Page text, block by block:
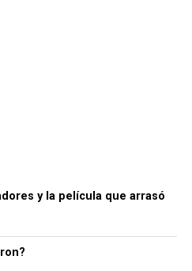
y la película que arrasó